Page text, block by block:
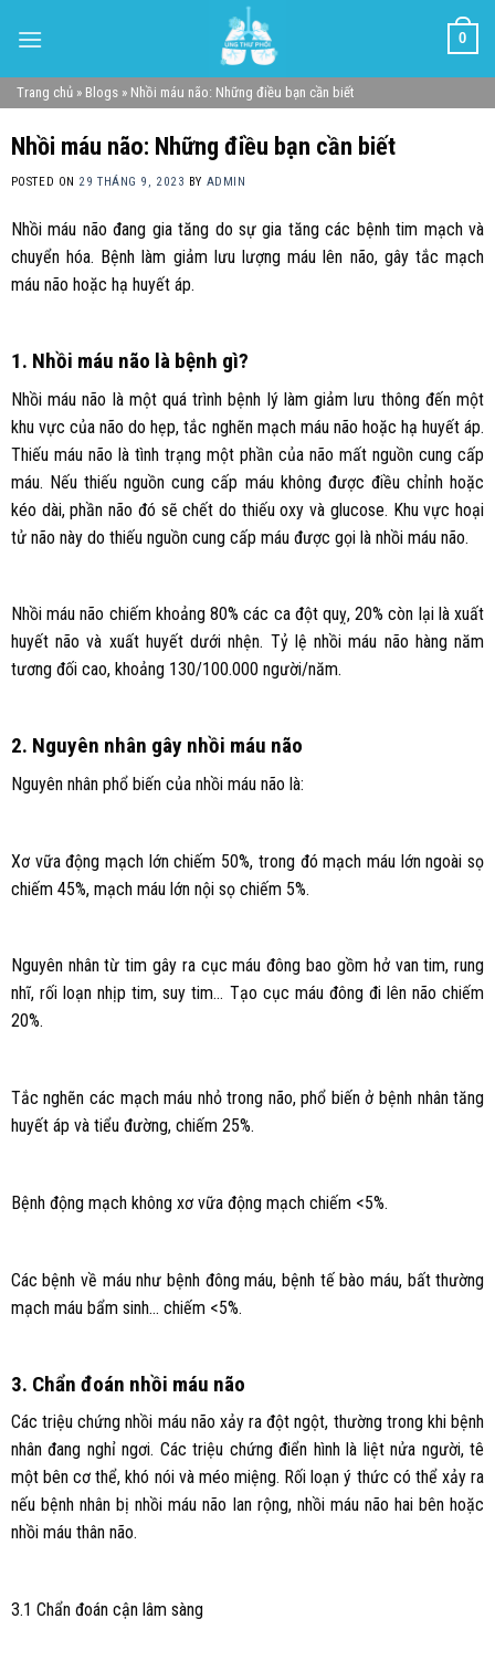
0
Trang chủ » Blogs » Nhồi máu não: Những điều bạn cần biết
Nhồi máu não: Những điều bạn cần biết
POSTED ON 29 THÁNG 9, 2023 BY ADMIN
Nhồi máu não đang gia tăng do sự gia tăng các bệnh tim mạch và
chuyển hóa. Bệnh làm giảm lưu lượng máu lên não, gây tắc mạch
máu não hoặc hạ huyết áp.
1. Nhồi máu não là bệnh gì?
Nhồi máu não là một quá trình bệnh lý làm giảm lưu thông đến một
khu vực của não do hẹp, tắc nghẽn mạch máu não hoặc hạ huyết áp.
Thiếu máu não là tình trạng một phần của não mất nguồn cung cấp
máu. Nếu thiếu nguồn cung cấp máu không được điều chỉnh hoặc
kéo dài, phần não đó sẽ chết do thiếu oxy và glucose. Khu vực hoại
tử não này do thiếu nguồn cung cấp máu được gọi là nhồi máu não.
Nhồi máu não chiếm khoảng 80% các ca đột quỵ, 20% còn lại là xuất
huyết não và xuất huyết dưới nhện. Tỷ lệ nhồi máu não hàng năm
tương đối cao, khoảng 130/100.000 người/năm.
2. Nguyên nhân gây nhồi máu não
Nguyên nhân phổ biến của nhồi máu não là:
Xơ vữa động mạch lớn chiếm 50%, trong đó mạch máu lớn ngoài sọ
chiếm 45%, mạch máu lớn nội sọ chiếm 5%.
Nguyên nhân từ tim gây ra cục máu đông bao gồm hở van tim, rung
nhĩ, rối loạn nhịp tim, suy tim… Tạo cục máu đông đi lên não chiếm
20%.
Tắc nghẽn các mạch máu nhỏ trong não, phổ biến ở bệnh nhân tăng
huyết áp và tiểu đường, chiếm 25%.
Bệnh động mạch không xơ vữa động mạch chiếm <5%.
Các bệnh về máu như bệnh đông máu, bệnh tế bào máu, bất thường
mạch máu bẩm sinh… chiếm <5%.
3. Chẩn đoán nhồi máu não
Các triệu chứng nhồi máu não xảy ra đột ngột, thường trong khi bệnh
nhân đang nghỉ ngơi. Các triệu chứng điển hình là liệt nửa người, tê
một bên cơ thể, khó nói và méo miệng. Rối loạn ý thức có thể xảy ra
nếu bệnh nhân bị nhồi máu não lan rộng, nhồi máu não hai bên hoặc
nhồi máu thân não.
3.1 Chẩn đoán cận lâm sàng